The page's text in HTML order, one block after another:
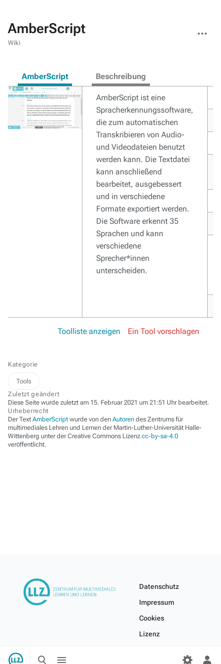
Suche
AmberScript
Wiki
Aktionen
AmberScript Beschreibung
AmberScript ist eine
Spracherkennungssoftware,
die zum automatischen
Transkribieren von Audio-
und Videodateien benutzt
werden kann. Die Textdatei
kann anschließend
bearbeitet, ausgebessert
und in verschiedene
Formate exportiert werden.
Die Software erkennt 35
Sprachen und kann
verschiedene
Sprecher*innen
unterscheiden.
Toolliste anzeigen Ein Tool vorschlagen
Kategorie
Tools
Zuletzt geändert
Diese Seite wurde zuletzt am 15. Februar 2021 um 21:51 Uhr bearbeitet.
Urheberrecht
Der Text AmberScript wurde von den Autoren des Zentrums für
multimediales Lehren und Lernen der Martin-Luther-Universität Halle-
Wittenberg unter der Creative Commons Lizenz cc-by-sa-4.0
veröffentlicht.
Datenschutz
Impressum
Cookies
Lizenz